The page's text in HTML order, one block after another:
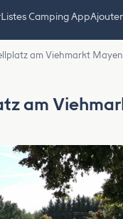
Listes Camping App
am Viehmarkt Mayen
am